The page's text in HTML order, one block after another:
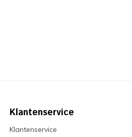
Klantenservice
Klantenservice